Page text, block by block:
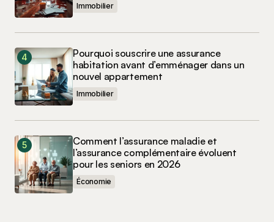
Immobilier
Pourquoi souscrire une assurance
habitation avant d’emménager dans un
nouvel appartement
Immobilier
Comment l’assurance maladie et
l’assurance complémentaire évoluent
pour les seniors en 2026
Économie